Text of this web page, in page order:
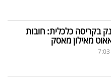
בקריסה כלכלית: חובות
מאילון מאסק
7:03